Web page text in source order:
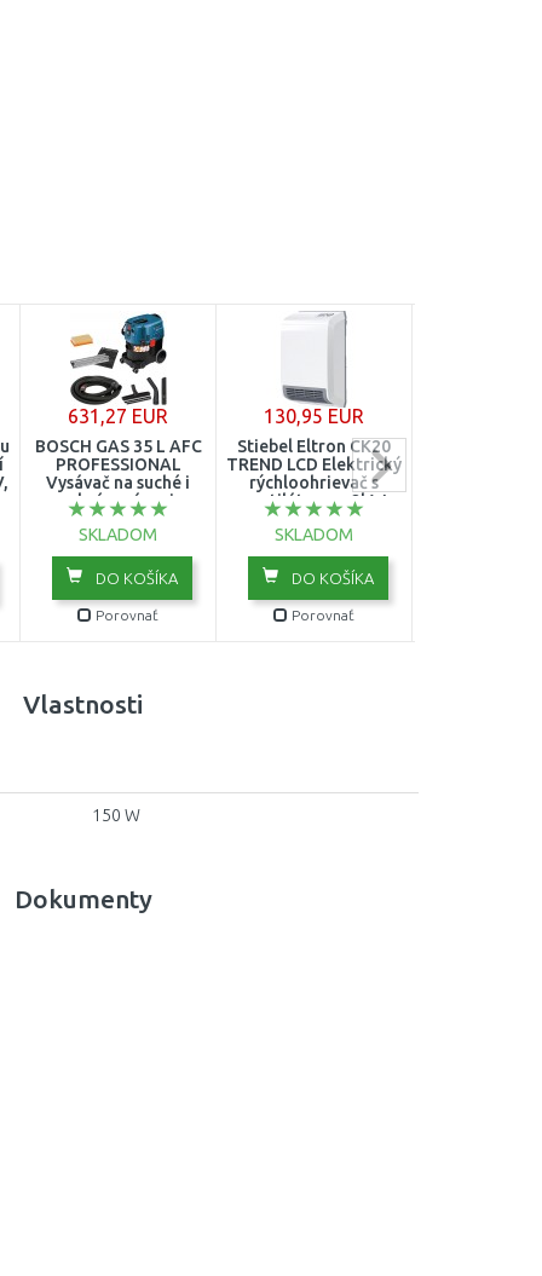
631,27 EUR
BOSCH GAS 35 L AFC
PROFESSIONAL
Vysávač na suché i
mokré vysávanie
06019C3200
SKLADOM
DO KOŠÍKA
Porovnať
130,95 EUR
Stiebel Eltron CK20
TREND LCD Elektrický
rýchloohrievač s
ventilátorom 2kW
236653
SKLADOM
DO KOŠÍKA
Porovnať
Vlastnosti
150 W
Dokumenty